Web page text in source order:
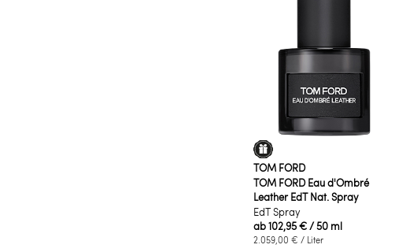
TOM FORD
TOM FORD Eau d'Ombré
Leather EdT Nat. Spray
EdT Spray
ab102,95 €/ 50 ml
2.059,00 € / Liter